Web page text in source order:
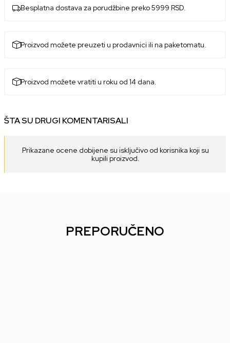
Besplatna dostava za porudžbine preko 5999 RSD.
Proizvod možete preuzeti u prodavnici ili na paketomatu.
Proizvod možete vratiti u roku od 14 dana.
ŠTA SU DRUGI KOMENTARISALI
Prikazane ocene dobijene su isključivo od korisnika koji su
kupili proizvod.
PREPORUČENO